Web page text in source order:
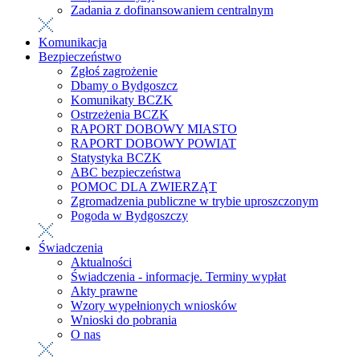
Zadania z dofinansowaniem centralnym
Komunikacja
Bezpieczeństwo
Zgłoś zagrożenie
Dbamy o Bydgoszcz
Komunikaty BCZK
Ostrzeżenia BCZK
RAPORT DOBOWY MIASTO
RAPORT DOBOWY POWIAT
Statystyka BCZK
ABC bezpieczeństwa
POMOC DLA ZWIERZĄT
Zgromadzenia publiczne w trybie uproszczonym
Pogoda w Bydgoszczy
Świadczenia
Aktualności
Świadczenia - informacje. Terminy wypłat
Akty prawne
Wzory wypełnionych wniosków
Wnioski do pobrania
O nas